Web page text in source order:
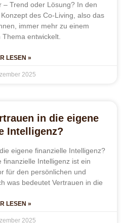
– Trend oder Lösung? In den
des Co-Living, also das
immer mehr zu einem
entwickelt.
LESEN »
2025
in die eigene
Intelligenz?
eigene finanzielle Intelligenz?
finanzielle Intelligenz ist ein
für den persönlichen und
was bedeutet Vertrauen in die
LESEN »
2025